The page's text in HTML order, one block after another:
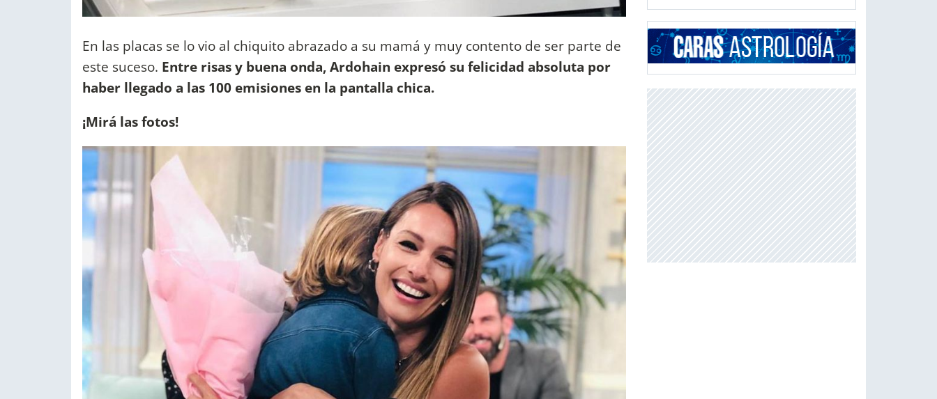
En las placas se lo vio al chiquito abrazado a su mamá y muy contento de ser parte de
este suceso. Entre risas y buena onda, Ardohain expresó su felicidad absoluta por
haber llegado a las 100 emisiones en la pantalla chica.
¡Mirá las fotos!